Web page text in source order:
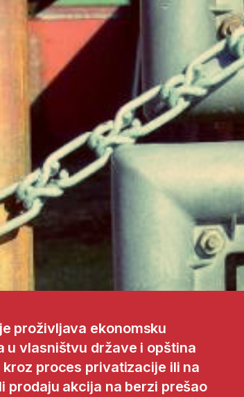
proživljava ekonomsku
u vlasništvu države i opština
proces privatizacije ili na
prodaju akcija na berzi prešao